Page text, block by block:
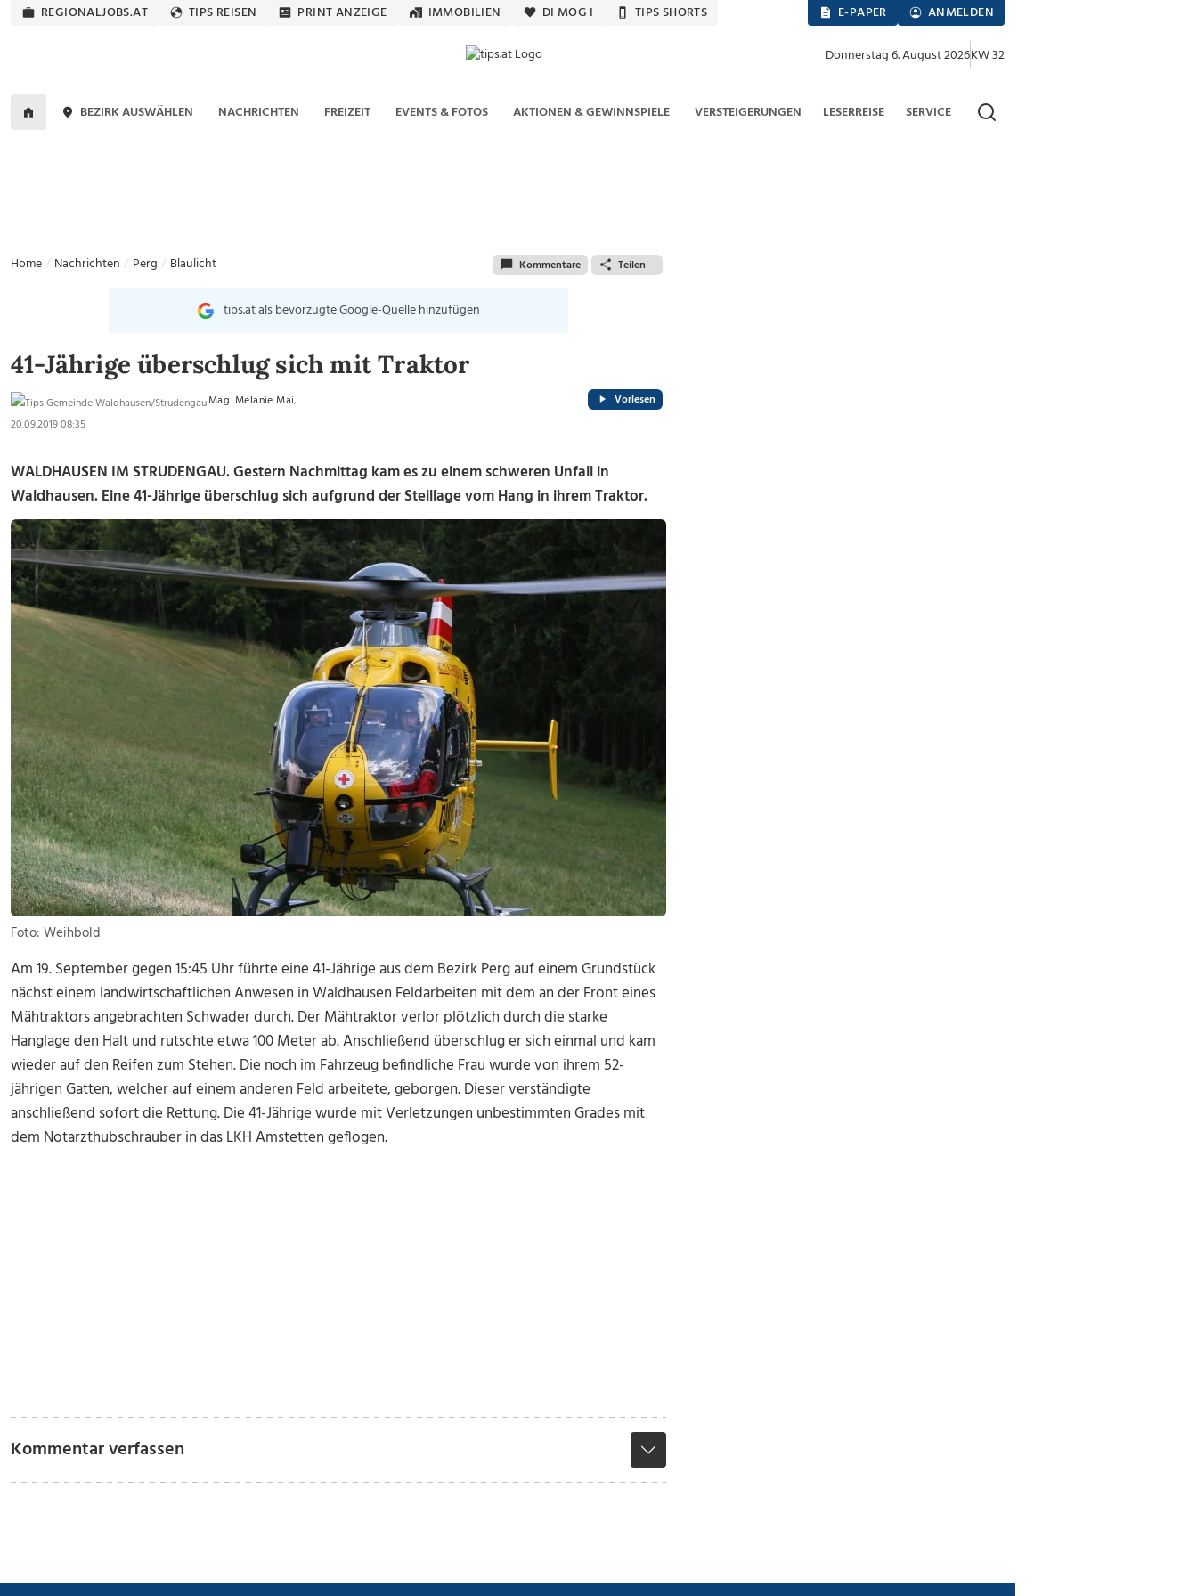
REGIONALJOBS.AT TIPS REISEN PRINT ANZEIGE IMMOBILIEN DI MOG I TIPS SHORTS E-PAPER ANMELDEN
Donnerstag 6. August 2026KW 32
BEZIRK AUSWÄHLEN NACHRICHTEN FREIZEIT EVENTS & FOTOS AKTIONEN & GEWINNSPIELE VERSTEIGERUNGEN LESERREISE SERVICE
Home Nachrichten Perg Blaulicht Kommentare Teilen
tips.at als bevorzugte Google-Quelle hinzufügen
41-Jährige überschlug sich mit Traktor
Mag. Melanie Mai,
20.09.2019 08:35
Vorlesen
WALDHAUSEN IM STRUDENGAU. Gestern Nachmittag kam es zu einem schweren Unfall in
Waldhausen. Eine 41-Jährige überschlug sich aufgrund der Steillage vom Hang in ihrem Traktor.
Foto: Weihbold
Am 19. September gegen 15:45 Uhr führte eine 41-Jährige aus dem Bezirk Perg auf einem Grundstück
nächst einem landwirtschaftlichen Anwesen in Waldhausen Feldarbeiten mit dem an der Front eines
Mähtraktors angebrachten Schwader durch. Der Mähtraktor verlor plötzlich durch die starke
Hanglage den Halt und rutschte etwa 100 Meter ab. Anschließend überschlug er sich einmal und kam
wieder auf den Reifen zum Stehen. Die noch im Fahrzeug befindliche Frau wurde von ihrem 52-
jährigen Gatten, welcher auf einem anderen Feld arbeitete, geborgen. Dieser verständigte
anschließend sofort die Rettung. Die 41-Jährige wurde mit Verletzungen unbestimmten Grades mit
dem Notarzthubschrauber in das LKH Amstetten geflogen.
Kommentar verfassen